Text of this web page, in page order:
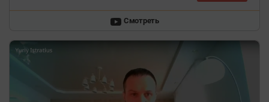
Смотреть